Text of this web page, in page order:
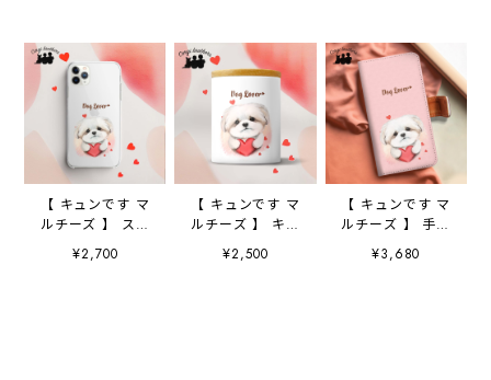
【 キュンです マ
ルチーズ 】 スマ
ホケース クリア
ソフトケース
¥2,700
【 キュンです マ
ルチーズ 】 キャ
ニスター 保存容
器 お家用 プレ
¥2,500
【 キュンです マ
ルチーズ 】 手帳
スマホケース
犬 うちの子 プ
¥3,680